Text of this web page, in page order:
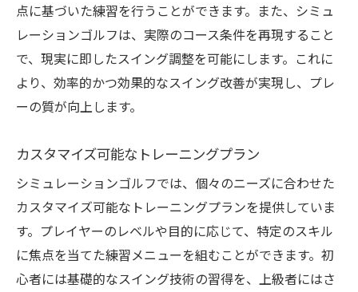
継続的な練習でのスキル向上
リアルなコース体験が可能なシュミレーション
ゴルフとは
バーチャルゴルフコースの再現性
世界の名コースを自宅で体験
リアルなグリーンとラフの表現
実際のコース戦略を学ぶ方法
コース管理のデジタル化の利点
挑戦的なホールでのスキルアップ
初心者必見シュミレーションゴルフでスキルア
ップする方法
点に基づいた練習を行うことができます。また、シミュ
レーションゴルフは、実際のコース条件を再現すること
で、現実に即したスイング調整を可能にします。これに
より、効率的かつ効果的なスイング改善が実現し、プレ
ーの質が向上します。
カスタマイズ可能なトレーニングプラン
シミュレーションゴルフでは、個々のニーズに合わせた
カスタマイズ可能なトレーニングプランを提供していま
す。プレイヤーのレベルや目的に応じて、特定のスキル
に焦点を当てた練習メニューを組むことができます。初
心者には基礎的なスイング技術の習得を、上級者にはさ